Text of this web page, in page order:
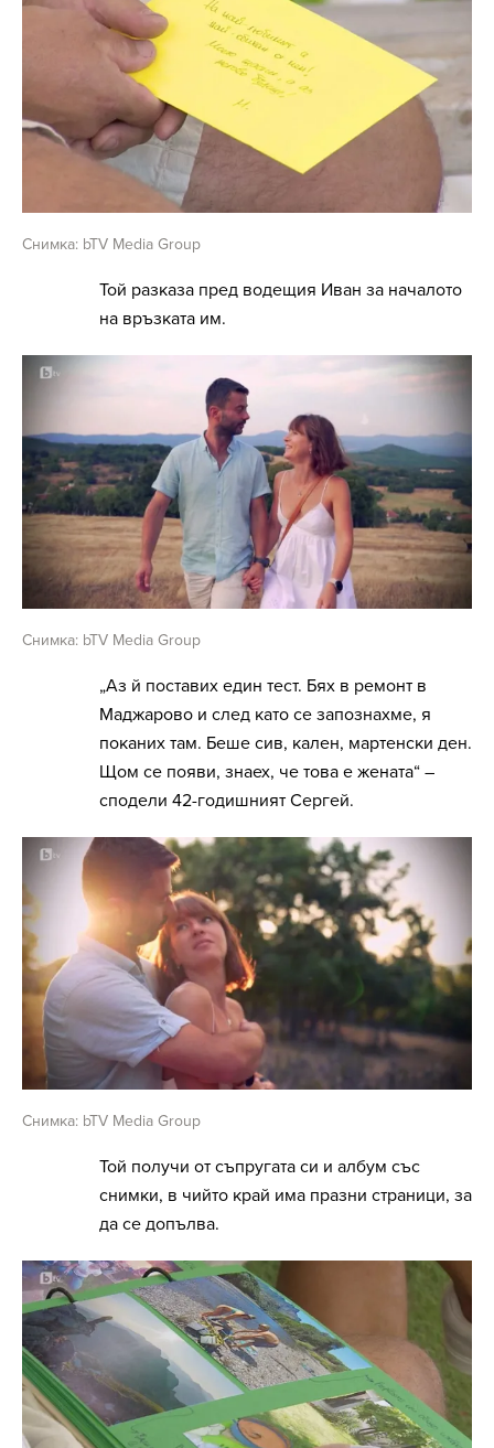
Снимка: bTV Media Group
Той разказа пред водещия Иван за началото
на връзката им.
Снимка: bTV Media Group
„Аз й поставих един тест. Бях в ремонт в
Маджарово и след като се запознахме, я
поканих там. Беше сив, кален, мартенски ден.
Щом се появи, знаех, че това е жената“ –
сподели 42-годишният Сергей.
Снимка: bTV Media Group
Той получи от съпругата си и албум със
снимки, в чийто край има празни страници, за
да се допълва.